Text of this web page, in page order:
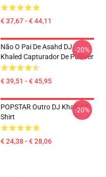
€ 37,67 - € 44,11
Não O Pai De Asahd DJ
Khaled Capturador De Pulôver
€ 39,51 - € 45,95
-20%
POPSTAR Outro DJ Khaled T-
Shirt
€ 24,38 - € 28,06
-20%